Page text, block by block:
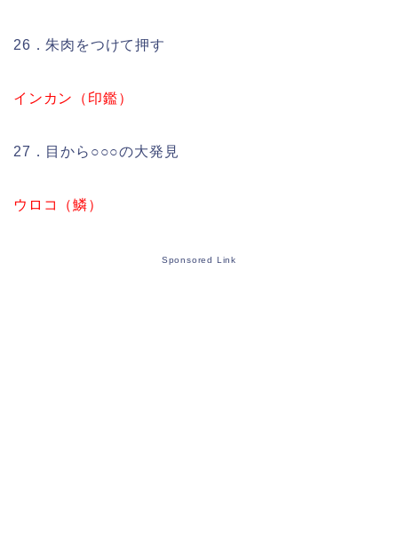
26．朱肉をつけて押す
インカン（印鑑）
27．目から○○○の大発見
ウロコ（鱗）
Sponsored Link